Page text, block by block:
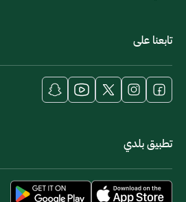
تابعنا على
تطبيق بلدي